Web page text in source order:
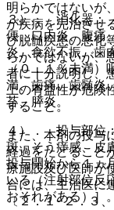
明らかではないが
が疾病を完治させ
び脱髄疾患の悪化
らかではないが、
者に十分説明し、
上の有益性が危険
すること。
また、本剤の投与
経過をたどること
療施設及び医師が
合には、主治医に
〔２．１−２．３
３）． 消化器：
便、口内炎、腹痛
炎、食欲不振、歯
（０．１％未満）
満、歯痛、歯髄炎
苔、膵炎。
４）． 投与部位
斑、そう痒感、皮
投与開始から１ヵ
いる（注射部位反
おそれがある）］